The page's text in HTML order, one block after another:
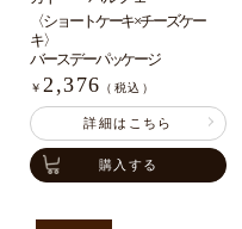
〈ショートケーキ×チーズケー
キ〉
バースデーパッケージ
￥ 2,376 （税込）
詳細はこちら
購入する